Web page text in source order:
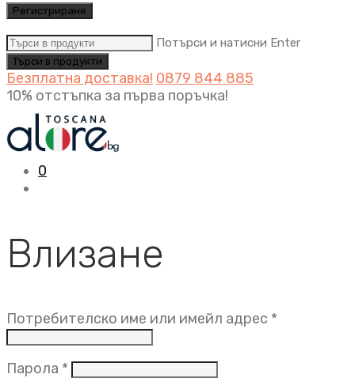
Регистриране
Потърси и натисни Enter
Безплатна доставка! 0879 844 885
10% отстъпка за първа поръчка!
0
Влизане
Потребителско име или имейл адрес *
Парола * Задължително